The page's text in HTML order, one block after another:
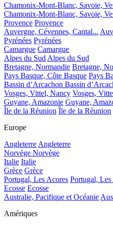
Chamonix-Mont-Blanc, Savoie,
Chamonix-Mont-Blanc, Savoie,
Provence Provence
Auvergne, Cévennes, Cantal...
Pyrénées Pyrénées
Camargue Camargue
Alpes du Sud Alpes du Sud
Bretagne, Normandie Bretagne,
Pays Basque, Côte Basque Pays
Bassin d’Arcachon Bassin
Vosges, Vittel, Nancy Vosges,
Guyane, Amazonie Guyane,
Île de la Réunion Île de la Réunion
Europe
Angleterre Angleterre
Norvège Norvège
Italie Italie
Grèce Grèce
Portugal, Les Acores Portugal, Les
Ecosse Ecosse
Australie, Pacifique et Océanie
Amériques